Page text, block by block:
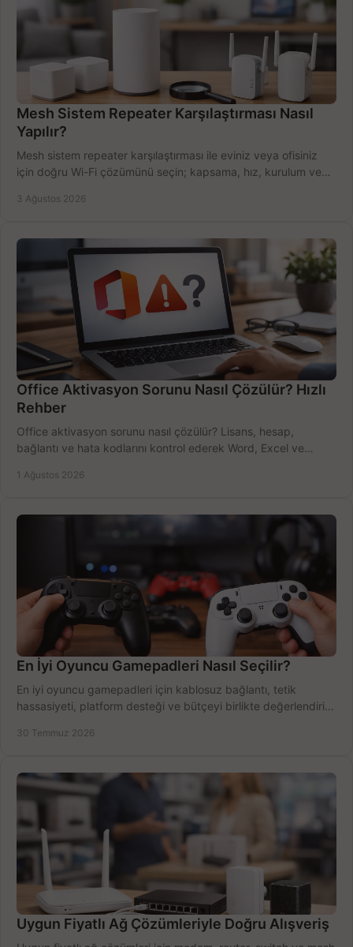
Mesh Sistem Repeater Karşılaştırması Nasıl
Yapılır?
Mesh sistem repeater karşılaştırması ile eviniz veya ofisiniz
için doğru Wi-Fi çözümünü seçin; kapsama, hız, kurulum ve
3 Ağustos 2026
Office Aktivasyon Sorunu Nasıl Çözülür? Hızlı
Rehber
Office aktivasyon sorunu nasıl çözülür? Lisans, hesap,
bağlantı ve hata kodlarını kontrol ederek Word, Excel ve
1 Ağustos 2026
En İyi Oyuncu Gamepadleri Nasıl Seçilir?
En iyi oyuncu gamepadleri için kablosuz bağlantı, tetik
hassasiyeti, platform desteği ve bütçeyi birlikte değerlendirin;
30 Temmuz 2026
Uygun Fiyatlı Ağ Çözümleriyle Doğru Alışveriş